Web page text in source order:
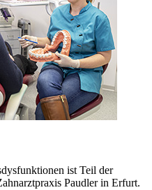
ist Teil der
Paudler in Erfurt.